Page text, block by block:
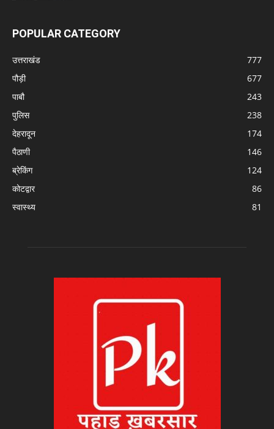
POPULAR CATEGORY
उत्तराखंड
777
पौड़ी
677
पाबौ
243
पुलिस
238
देहरादून
174
पैठाणी
146
ब्रेकिंग
124
कोटद्वार
86
स्वास्थ्य
81